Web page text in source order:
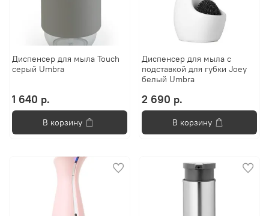
Диспенсер для мыла Touch
серый Umbra
1 640 р.
В корзину
Диспенсер для мыла с
подставкой для губки Joey
белый Umbra
2 690 р.
В корзину